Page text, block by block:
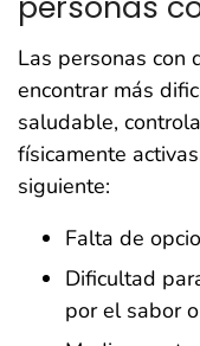
Las personas con
encontrar más
saludable,
físicamente
siguiente:
Falta de
Dificultad
por el sabor